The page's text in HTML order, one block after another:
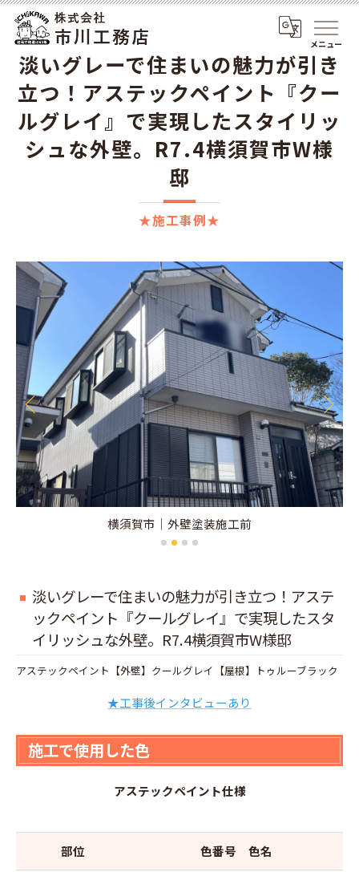
メニュー
★施工事例★
淡いグレーで住まいの魅力が引き
立つ！アステックペイント『クー
ルグレイ』で実現したスタイリッ
シュな外壁。R7.4横須賀市W様
邸
横須賀市｜外壁塗装施工前
淡いグレーで住まいの魅力が引き立つ！アステ
ックペイント『クールグレイ』で実現したスタ
イリッシュな外壁。R7.4横須賀市W様邸
アステックペイント【外壁】クールグレイ【屋根】トゥルーブラック
★工事後インタビューあり
施工で使用した色
アステックペイント仕様
部位 色番号 色名